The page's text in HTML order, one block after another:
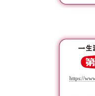
https://